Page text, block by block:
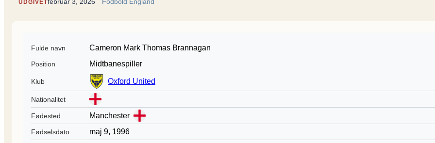
UDGIVET
Fulde navn Cameron Mark Thomas Brannagan
Position Midtbanespiller
Klub Oxford United
Nationalitet
Fødested Manchester
Fødselsdato maj 9, 1996